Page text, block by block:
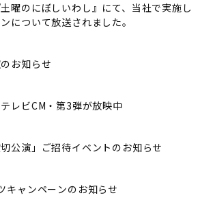
曜のにぼしいわし』にて、当社で実施し
について放送されました。
お知らせ
レビCM・第3弾が放映中
切公演」ご招待イベントのお知らせ
キャンペーンのお知らせ